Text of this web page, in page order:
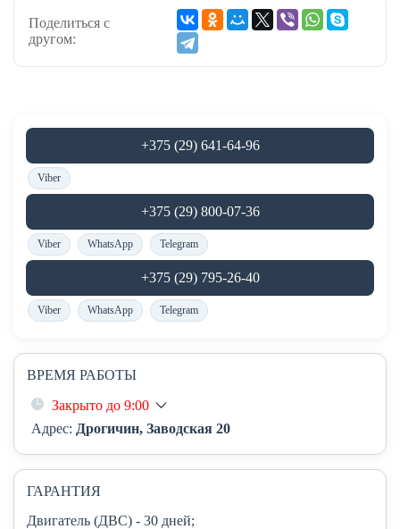
Поделиться с
другом:
+375 (29) 641-64-96
Viber
+375 (29) 800-07-36
Viber WhatsApp Telegram
+375 (29) 795-26-40
Viber WhatsApp Telegram
ВРЕМЯ РАБОТЫ
Закрыто до 9:00
Адрес: Дрогичин, Заводская 20
ГАРАНТИЯ
Двигатель (ДВС) - 30 дней;